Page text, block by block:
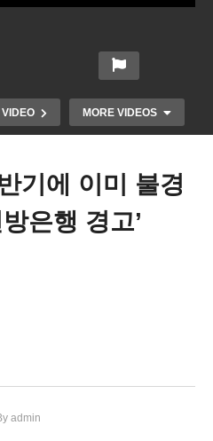
VIDEO MORE VIDEOS
기에 이미 불경
은행 경고’
admin